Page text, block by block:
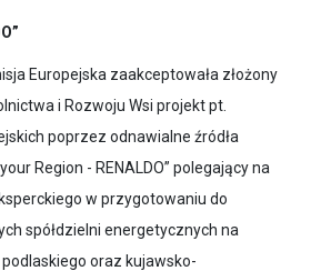
Europejska zaakceptowała złożony
i Rozwoju Wsi projekt pt.
poprzez odnawialne źródła
Region - RENALDO” polegający na
w przygotowaniu do
spółdzielni energetycznych na
oraz kujawsko-